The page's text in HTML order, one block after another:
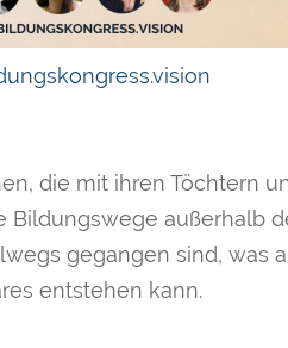
die mit ihren Töchtern
Bildungswege außerhalb
gegangen sind, was
entstehen kann.